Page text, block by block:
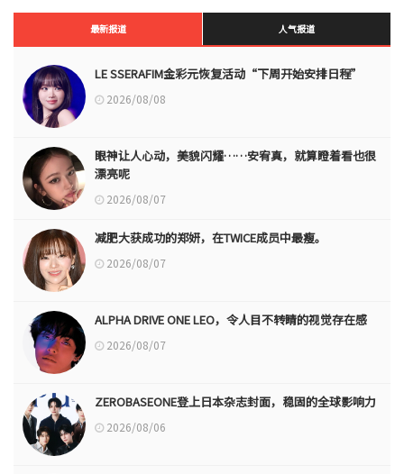
最新报道 人气报道
LE SSERAFIM金彩元恢复活动“下周开始安排日程”
2026/08/08
眼神让人心动，美貌闪耀……安宥真，就算瞪着看也很
漂亮呢
2026/08/07
减肥大获成功的郑妍，在TWICE成员中最瘦。
2026/08/07
ALPHA DRIVE ONE LEO，令人目不转睛的视觉存在感
2026/08/07
ZEROBASEONE登上日本杂志封面，稳固的全球影响力
2026/08/06